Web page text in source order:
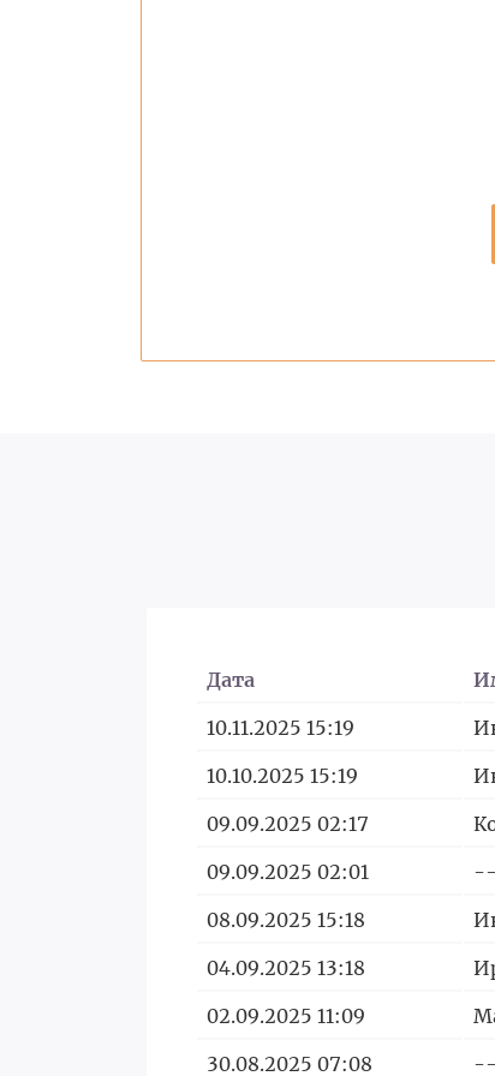
Дата
10.11.2025 15:19
10.10.2025 15:19
09.09.2025 02:17
09.09.2025 02:01
08.09.2025 15:18
04.09.2025 13:18
02.09.2025 11:09
30.08.2025 07:08